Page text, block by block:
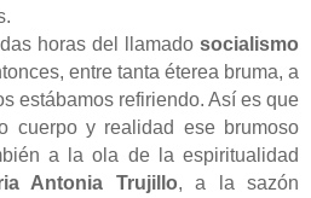
horas del llamado socialismo
entre tanta éterea bruma, a
estábamos refiriendo. Así es que
cuerpo y realidad ese brumoso
a la ola de la espiritualidad
Antonia Trujillo, a la sazón